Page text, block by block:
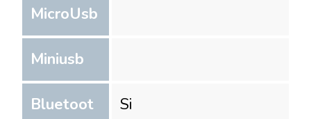
MicroUsb
Miniusb
Bluetoot
Si